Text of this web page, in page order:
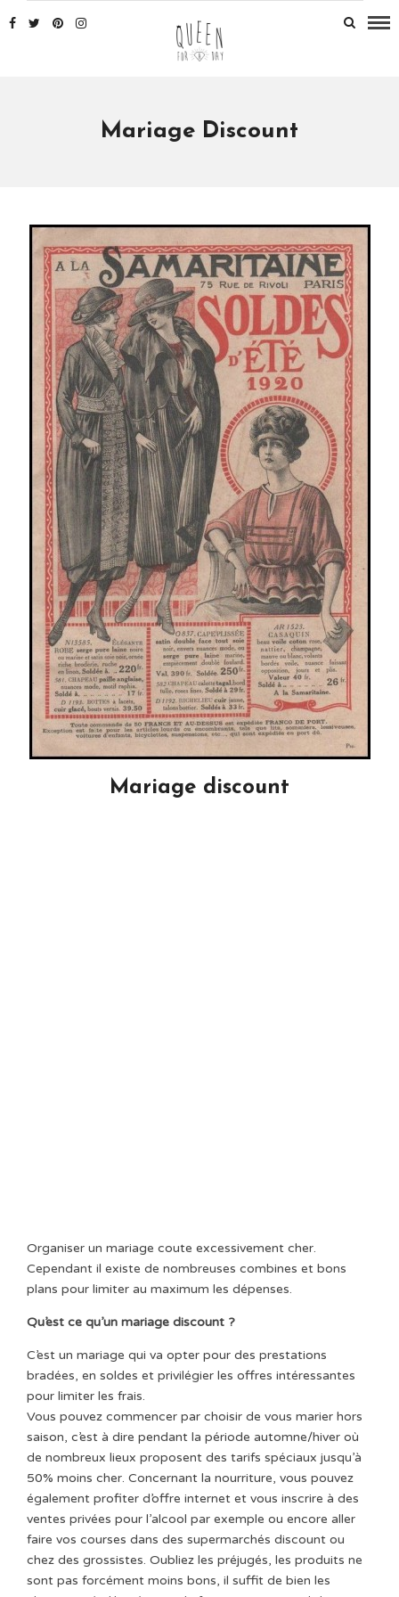
Mariage Discount
Mariage discount
Organiser un mariage coute excessivement cher.
Cependant il existe de nombreuses combines et bons
plans pour limiter au maximum les dépenses.
Qu’est ce qu’un mariage discount ?
C’est un mariage qui va opter pour des prestations
bradées, en soldes et privilégier les offres intéressantes
pour limiter les frais.
Vous pouvez commencer par choisir de vous marier hors
saison, c’est à dire pendant la période automne/hiver où
de nombreux lieux proposent des tarifs spéciaux jusqu’à
50% moins cher. Concernant la nourriture, vous pouvez
également profiter d’offre internet et vous inscrire à des
ventes privées pour l’alcool par exemple ou encore aller
faire vos courses dans des supermarchés discount ou
chez des grossistes. Oubliez les préjugés, les produits ne
sont pas forcément moins bons, il suffit de bien les